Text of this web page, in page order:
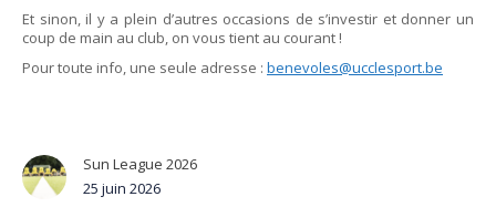
Et sinon, il y a plein d’autres occasions de s’investir et donner un
coup de main au club, on vous tient au courant !
Pour toute info, une seule adresse : benevoles@ucclesport.be
Sun League 2026
25 juin 2026